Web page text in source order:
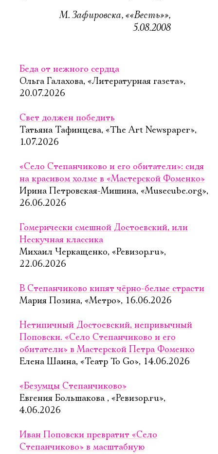
М. Зафировска, ««Весть»»,
5.08.2008
Беда от нежного сердца
Ольга Галахова, «Литературная газета»,
20.07.2026
Свет должен победить
Татьяна Тафинцева, «The Art Newspaper»,
1.07.2026
«Село Степанчиково и его обитатели»: сидя
на красивом холме в «Мастерской Фоменко»
Ирина Петровская-Мишина, «Musecube.org»,
26.06.2026
Гомерически смешной Достоевский, или
Нескучная классика
Михаил Черкащенко, «Ревизор.ru»,
22.06.2026
В Степанчиково кипят чёрно-белые страсти
Мария Позина, «Метро», 16.06.2026
Нетипичный Достоевский, непривычный
Поповски. «Село Степанчиково и его
обитатели» в Мастерской Петра Фоменко
Елена Шаина, «Театр To Go», 14.06.2026
«Безумцы Степанчиково»
Евгения Большакова , «Ревизор.ru»,
4.06.2026
Иван Поповски превратит «Село
Степанчиково» в масштабную